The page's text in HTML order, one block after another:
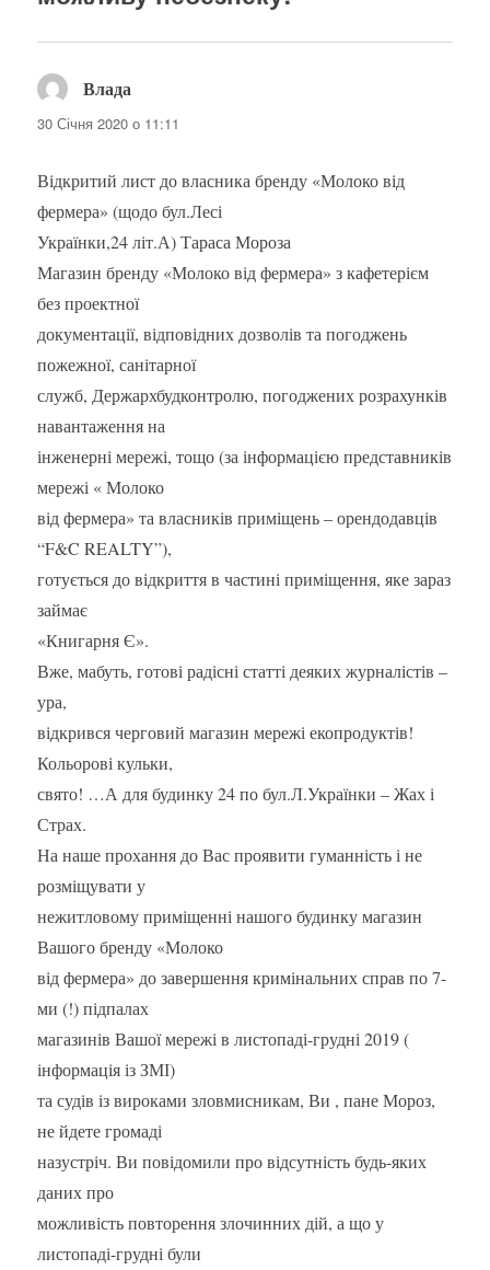
Влада
30 Січня 2020 о 11:11
Відкритий лист до власника бренду «Молоко від
фермера» (щодо бул.Лесі
Українки,24 літ.А) Тараса Мороза
Магазин бренду «Молоко від фермера» з кафетерієм
без проектної
документації, відповідних дозволів та погоджень
пожежної, санітарної
служб, Держархбудконтролю, погоджених розрахунків
навантаження на
інженерні мережі, тощо (за інформацією представників
мережі « Молоко
від фермера» та власників приміщень – орендодавців
“F&C REALTY”),
готується до відкриття в частині приміщення, яке зараз
займає
«Книгарня Є».
Вже, мабуть, готові радісні статті деяких журналістів –
ура,
відкрився черговий магазин мережі екопродуктів!
Кольорові кульки,
свято! …А для будинку 24 по бул.Л.Українки – Жах і
Страх.
На наше прохання до Вас проявити гуманність і не
розміщувати у
нежитловому приміщенні нашого будинку магазин
Вашого бренду «Молоко
від фермера» до завершення кримінальних справ по 7-
ми (!) підпалах
магазинів Вашої мережі в листопаді-грудні 2019 (
інформація із ЗМІ)
та судів із вироками зловмисникам, Ви , пане Мороз,
не йдете громаді
назустріч. Ви повідомили про відсутність будь-яких
даних про
можливість повторення злочинних дій, а що у
листопаді-грудні були